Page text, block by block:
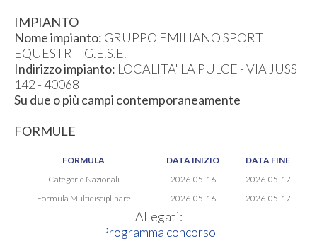
IMPIANTO
Nome impianto: GRUPPO EMILIANO SPORT
EQUESTRI - G.E.S.E. -
Indirizzo impianto: LOCALITA' LA PULCE - VIA JUSSI
142 - 40068
Su due o più campi contemporaneamente
FORMULE
FORMULA DATA INIZIO
DATA FINE
Categorie Nazionali
2026-05-16
2026-05-17
Formula Multidisciplinare
2026-05-16 2026-05-17
Allegati:
Programma concorso